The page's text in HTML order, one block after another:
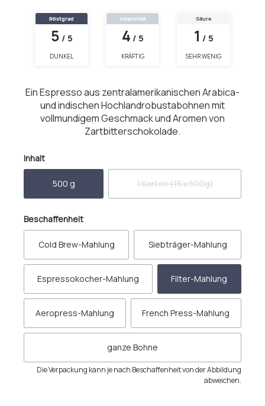
Röstgrad
5 / 5
DUNKEL
Intensität
4 / 5
KRÄFTIG
Säure
1 / 5
SEHR WENIG
Ein Espresso aus zentralamerikanischen Arabica-
und indischen Hochlandrobustabohnen mit
vollmundigem Geschmack und Aromen von
Zartbitterschokolade.
Inhaltauswählen
500 g 1 Karton (15 x 500g)
(Diese Option ist zurzeit
Beschaffenheitauswählen
Cold Brew-Mahlung Siebträger-Mahlung
Espressokocher-Mahlung Filter-Mahlung
Aeropress-Mahlung French Press-Mahlung
ganze Bohne
Die Verpackung kann je nach Beschaffenheit von der Abbildung
abweichen.